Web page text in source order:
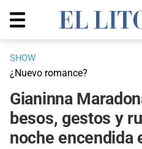
SHOW
¿Nuevo romance?
Gianinna
besos, gestos y
noche encendida